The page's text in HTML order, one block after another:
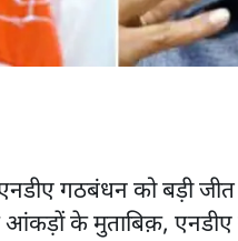
एनडीए गठबंधन को बड़ी
के मुताबिक़, एनडीए ने